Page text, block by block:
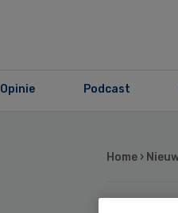
Opinie Podcast
Home ›